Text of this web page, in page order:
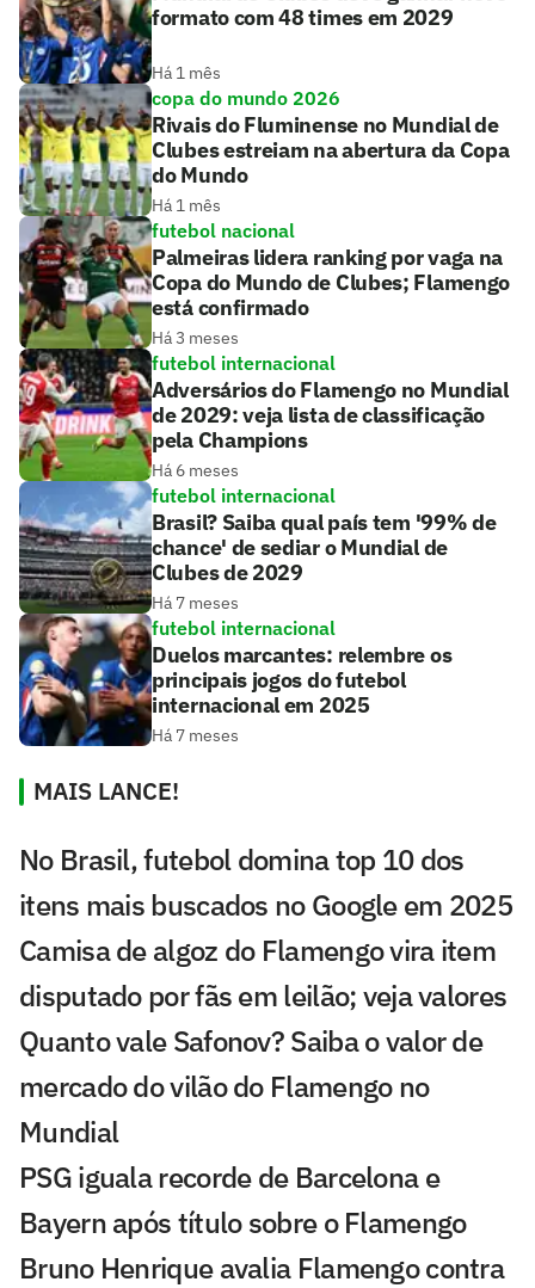
formato com 48 times em 2029
Há 1 mês
copa do mundo 2026
Rivais do Fluminense no Mundial de
Clubes estreiam na abertura da Copa
do Mundo
Há 1 mês
futebol nacional
Palmeiras lidera ranking por vaga na
Copa do Mundo de Clubes; Flamengo
está confirmado
Há 3 meses
futebol internacional
Adversários do Flamengo no Mundial
de 2029: veja lista de classificação
pela Champions
Há 6 meses
futebol internacional
Brasil? Saiba qual país tem '99% de
chance' de sediar o Mundial de
Clubes de 2029
Há 7 meses
futebol internacional
Duelos marcantes: relembre os
principais jogos do futebol
internacional em 2025
Há 7 meses
MAIS LANCE!
No Brasil, futebol domina top 10 dos
itens mais buscados no Google em 2025
Camisa de algoz do Flamengo vira item
disputado por fãs em leilão; veja valores
Quanto vale Safonov? Saiba o valor de
mercado do vilão do Flamengo no
Mundial
PSG iguala recorde de Barcelona e
Bayern após título sobre o Flamengo
Bruno Henrique avalia Flamengo contra